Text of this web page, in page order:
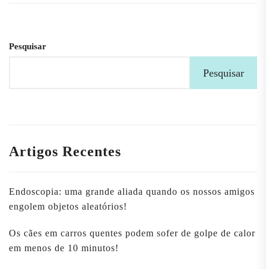
Pesquisar
Pesquisar
Artigos Recentes
Endoscopia: uma grande aliada quando os nossos amigos
engolem objetos aleatórios!
Os cães em carros quentes podem sofer de golpe de calor
em menos de 10 minutos!